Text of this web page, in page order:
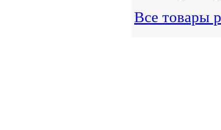
Все товары